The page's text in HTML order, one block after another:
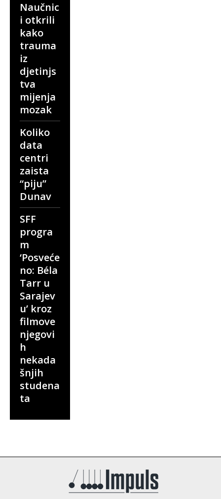
Naučnic
i otkrili
kako
trauma
iz
djetinjs
tva
mijenja
mozak
Koliko
data
centri
zaista
“piju”
Dunav
SFF
progra
m
‘Posveće
no: Béla
Tarr u
Sarajev
u’ kroz
filmove
njegovi
h
nekada
šnjih
studena
ta